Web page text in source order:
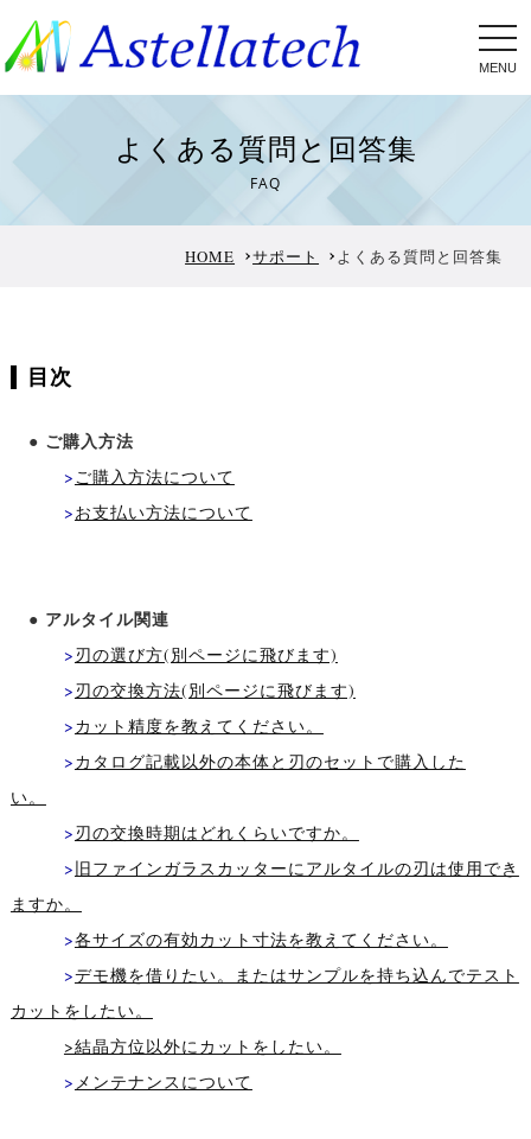
よくある質問と回答集
FAQ
HOME サポート よくある質問と回答集
目次
● ご購入方法
>ご購入方法について
>お支払い方法について
● アルタイル関連
>刃の選び方(別ページに飛びます)
>刃の交換方法(別ページに飛びます)
>カット精度を教えてください。
>カタログ記載以外の本体と刃のセットで購入した
い。
>刃の交換時期はどれくらいですか。
>旧ファインガラスカッターにアルタイルの刃は使用でき
ますか。
>各サイズの有効カット寸法を教えてください。
>デモ機を借りたい。またはサンプルを持ち込んでテスト
カットをしたい。
>結晶方位以外にカットをしたい。
> メンテナンスについて